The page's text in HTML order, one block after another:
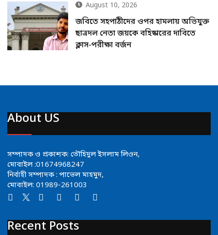
August 10, 2026
জবিতে সহপাঠীদের ওপর হামলায় অভিযুক্ত
ছাত্রদল নেতা জয়কে বহিষ্কারের দাবিতে
ক্লাস-পরীক্ষা বর্জন
About US
সম্পাদক ও প্রকাশক: তৌহিদুল ইসলাম লিওন,
মোবাইল :01674968247
নির্বাহী সম্পাদক : পাভেল মাহমুদ,
মোবাইল: 01989-261003
Recent Posts